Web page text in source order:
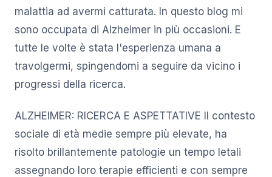
malattia ad avermi catturata. In questo blog mi
sono occupata di Alzheimer in più occasioni. E
tutte le volte è stata l'esperienza umana a
travolgermi, spingendomi a seguire da vicino i
progressi della ricerca.
ALZHEIMER: RICERCA E ASPETTATIVE Il contesto
sociale di età medie sempre più elevate, ha
risolto brillantemente patologie un tempo letali
assegnando loro terapie efficienti e con sempre